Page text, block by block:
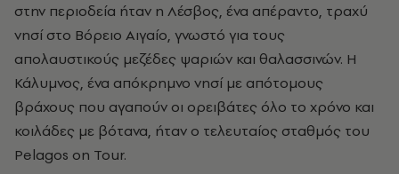
στην περιοδεία ήταν η Λέσβος, ένα απέραντο, τραχύ
νησί στο Βόρειο Αιγαίο, γνωστό για τους
απολαυστικούς μεζέδες ψαριών και θαλασσινών. Η
Κάλυμνος, ένα απόκρημνο νησί με απότομους
βράχους που αγαπούν οι ορειβάτες όλο το χρόνο και
κοιλάδες με βότανα, ήταν ο τελευταίος σταθμός του
Pelagos on Tour.